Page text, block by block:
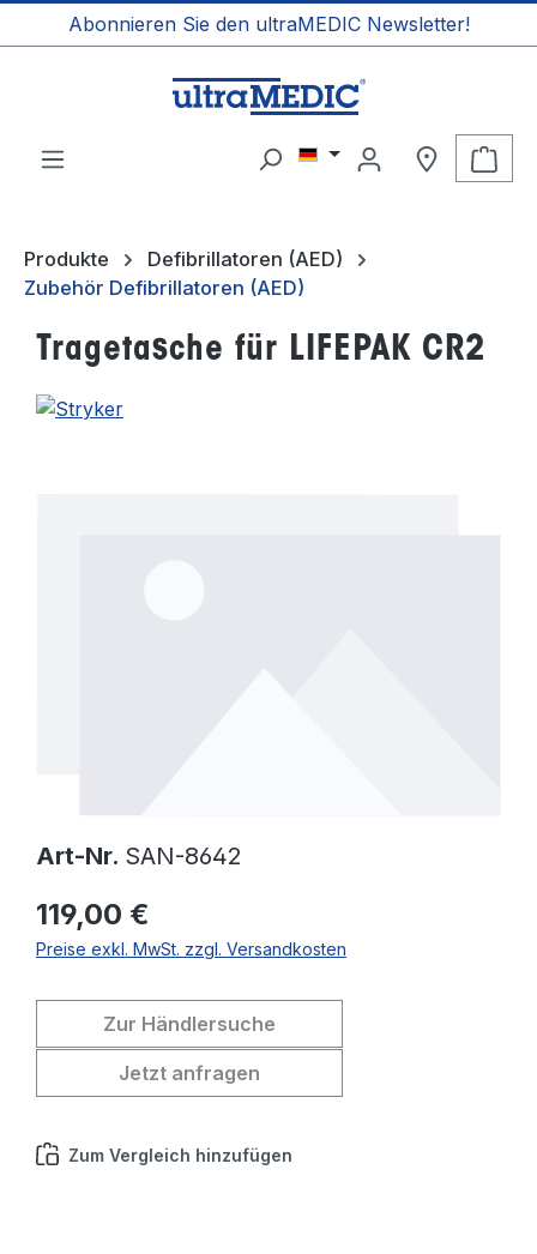
springen
Abonnieren Sie den ultraMEDIC Newsletter!
Produkte
Defibrillatoren (AED)
Zubehör Defibrillatoren (AED)
Tragetasche für LIFEPAK CR2
Art-Nr. SAN-8642
119,00 €
Preise exkl. MwSt. zzgl. Versandkosten
Zur Händlersuche
Jetzt anfragen
Zum Vergleich hinzufügen